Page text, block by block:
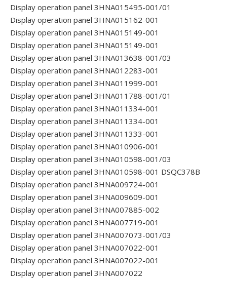
Display operation panel 3HNA015495-001/01
Display operation panel 3HNA015162-001
Display operation panel 3HNA015149-001
Display operation panel 3HNA015149-001
Display operation panel 3HNA013638-001/03
Display operation panel 3HNA012283-001
Display operation panel 3HNA011999-001
Display operation panel 3HNA011788-001/01
Display operation panel 3HNA011334-001
Display operation panel 3HNA011334-001
Display operation panel 3HNA011333-001
Display operation panel 3HNA010906-001
Display operation panel 3HNA010598-001/03
Display operation panel 3HNA010598-001 DSQC378B
Display operation panel 3HNA009724-001
Display operation panel 3HNA009609-001
Display operation panel 3HNA007885-002
Display operation panel 3HNA007719-001
Display operation panel 3HNA007073-001/03
Display operation panel 3HNA007022-001
Display operation panel 3HNA007022-001
Display operation panel 3HNA007022